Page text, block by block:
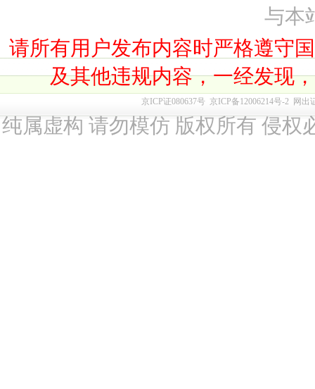
与本
请所有用户发布内容时严格遵守
及其他违规内容，一经发现
京ICP证080637号 京ICP备12006214号-2 网出
纯属虚构 请勿模仿 版权所有 侵权